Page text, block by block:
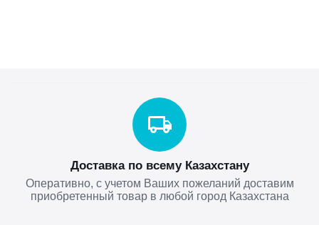
Доставка по всему Казахстану
Оперативно, с учетом Ваших пожеланий доставим
приобретенный товар в любой город Казахстана